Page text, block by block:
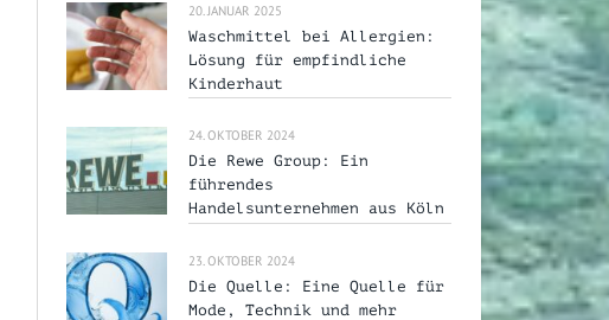
20. JANUAR 2025
Waschmittel bei Allergien:
Lösung für empfindliche
Kinderhaut
24. OKTOBER 2024
Die Rewe Group: Ein
führendes
Handelsunternehmen aus Köln
23. OKTOBER 2024
Die Quelle: Eine Quelle für
Mode, Technik und mehr